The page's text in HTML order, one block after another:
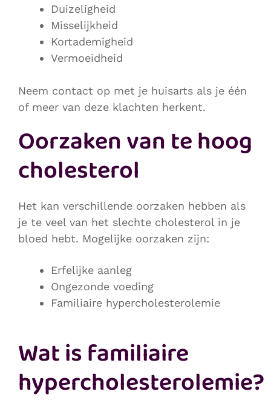
Duizeligheid
Misselijkheid
Kortademigheid
Vermoeidheid
Neem contact op met je huisarts als je één
of meer van deze klachten herkent.
Oorzaken van te hoog
cholesterol
Het kan verschillende oorzaken hebben als
je te veel van het slechte cholesterol in je
bloed hebt. Mogelijke oorzaken zijn:
Erfelijke aanleg
Ongezonde voeding
Familiaire hypercholesterolemie
Wat is familiaire
hypercholesterolemie?